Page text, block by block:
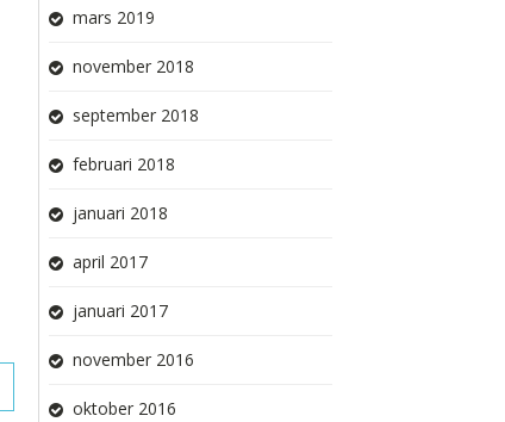
mars 2019
november 2018
september 2018
februari 2018
januari 2018
april 2017
januari 2017
november 2016
oktober 2016